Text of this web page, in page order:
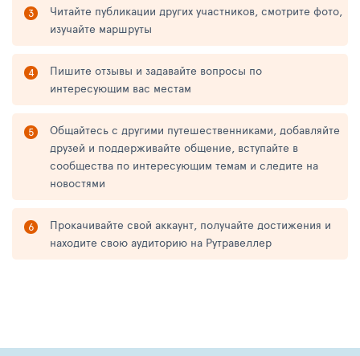
Читайте публикации других участников, смотрите фото,
изучайте маршруты
Пишите отзывы и задавайте вопросы по
интересующим вас местам
Общайтесь с другими путешественниками, добавляйте
друзей и поддерживайте общение, вступайте в
сообщества по интересующим темам и следите на
новостями
Прокачивайте свой аккаунт, получайте достижения и
находите свою аудиторию на Рутравеллер